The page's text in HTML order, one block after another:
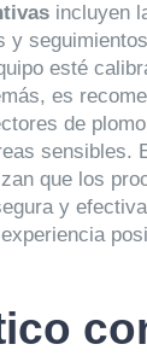
incluyen
y
esté
es
de
sensibles.
que los
y